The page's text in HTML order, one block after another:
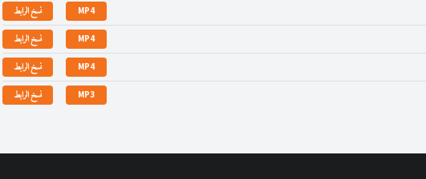
MP4 نسخ الرابط
MP4 نسخ الرابط
MP4 نسخ الرابط
MP3 نسخ الرابط